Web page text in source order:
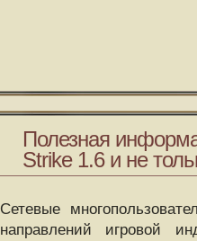
Полезная
Strike 1.6 и не
Сетевые
направлений игровой